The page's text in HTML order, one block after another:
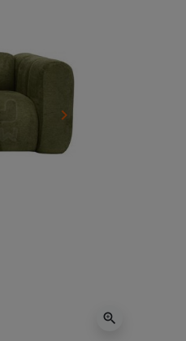
Następny
keyboard_arrow_right
zoom_in